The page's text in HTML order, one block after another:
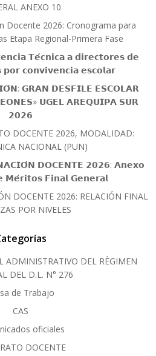
ANEXO 10
Docente 2026: Cronograma para
Etapa Regional-Primera Fase
𝗧𝗲́𝗰𝗻𝗶𝗰𝗮 𝗮 𝗱𝗶𝗿𝗲𝗰𝘁𝗼𝗿𝗲𝘀 𝗱𝗲
𝗽𝗼𝗿 𝗰𝗼𝗻𝘃𝗶𝘃𝗲𝗻𝗰𝗶𝗮 𝗲𝘀𝗰𝗼𝗹𝗮𝗿
𝗚𝗥𝗔𝗡 𝗗𝗘𝗦𝗙𝗜𝗟𝗘 𝗘𝗦𝗖𝗢𝗟𝗔𝗥
𝗨𝗚𝗘𝗟 𝗔𝗥𝗘𝗤𝗨𝗜𝗣𝗔 𝗦𝗨𝗥
𝟮𝟬𝟮𝟲
DOCENTE 2026, MODALIDAD:
NACIONAL (PUN)
𝗗𝗢𝗖𝗘𝗡𝗧𝗘 𝟮𝟬𝟮𝟲: 𝗔𝗻𝗲𝘅𝗼
𝗙𝗶𝗻𝗮𝗹 𝗚𝗲𝗻𝗲𝗿𝗮𝗹
DOCENTE 2026: RELACIÓN FINAL
POR NIVELES
ADMINISTRATIVO DEL RÈGIMEN
DEL D.L. N° 276
de Trabajo
CAS
oficiales
DOCENTE